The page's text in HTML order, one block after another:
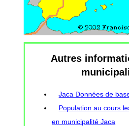
Autres
Jaca Données de
Population au cours
en municipalité Jaca